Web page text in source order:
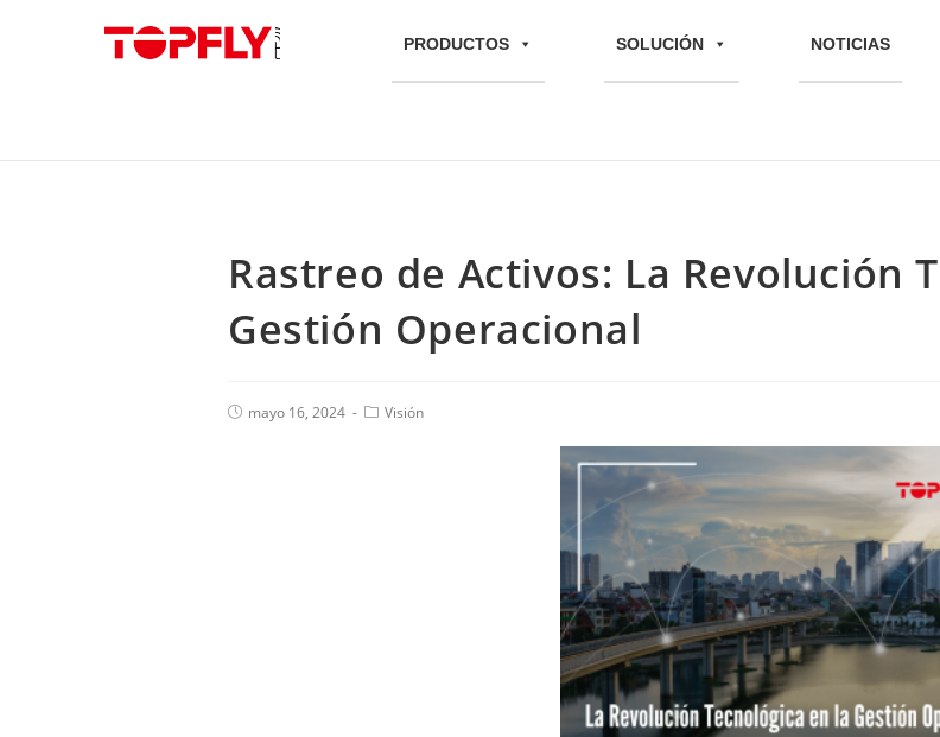
PRODUCTOS SOLUCIÓN NOTICIAS
Rastreo de Activos: La Revolución
Gestión Operacional
mayo 16, 2024 Visión